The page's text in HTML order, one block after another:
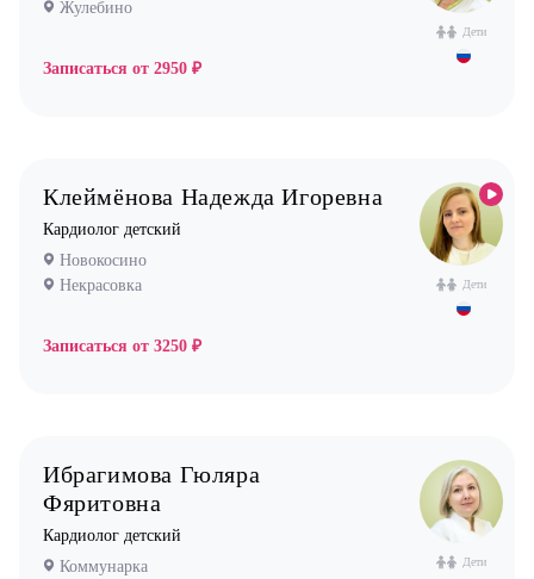
Стоматолог имплантолог
Стоматолог ортодонт
Врач УЗИ
Уролог
Физиотерапевт
Дети
Жулебино
Записаться от 2950 ₽
Дети
Клеймёнова Надежда Игоревна
Кардиолог детский
Новокосино
Некрасовка
Записаться от 3250 ₽
Дети
Ибрагимова Гюляра
Фяритовна
Кардиолог детский
Коммунарка